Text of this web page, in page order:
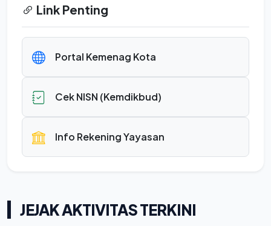
Link Penting
Portal Kemenag Kota
Cek NISN (Kemdikbud)
Info Rekening Yayasan
JEJAK AKTIVITAS TERKINI